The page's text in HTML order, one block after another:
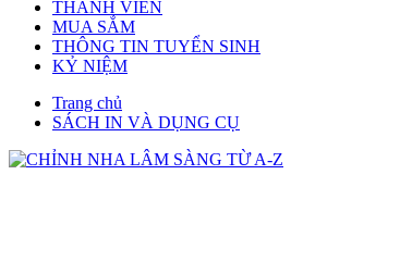
THÀNH VIÊN
MUA SẮM
THÔNG TIN TUYỂN SINH
KỶ NIỆM
Trang chủ
SÁCH IN VÀ DỤNG CỤ